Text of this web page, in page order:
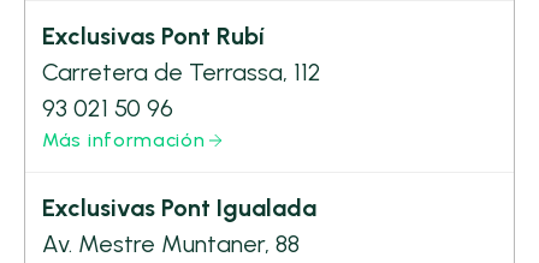
Exclusivas Pont Rubí
Carretera de Terrassa, 112
93 021 50 96
Más información
Exclusivas Pont Igualada
Av. Mestre Muntaner, 88